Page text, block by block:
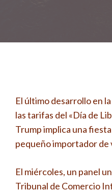
El último desarrollo en
las tarifas del «Día de
Trump implica una
pequeño importador de
El miércoles, un panel
Tribunal de Comercio